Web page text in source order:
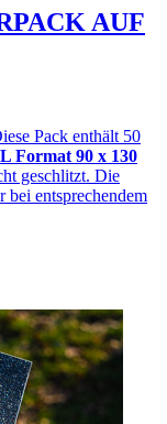
AUF
Pack enthält 50
Format 90 x 130
geschlitzt. Die
bei entsprechendem